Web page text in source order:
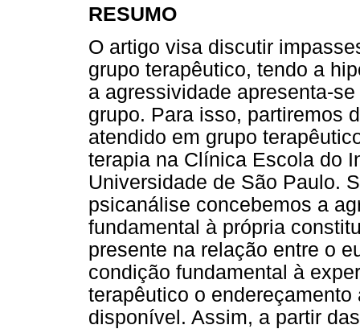
RESUMO
O artigo visa discutir
grupo terapêutico, tendo a
a agressividade apresenta-
grupo. Para isso, partiremos
atendido em grupo
terapia na Clínica Escola do
Universidade de São Paulo.
psicanálise concebemos a
fundamental à própria
presente na relação entre o
condição fundamental à
terapêutico o
disponível. Assim, a partir